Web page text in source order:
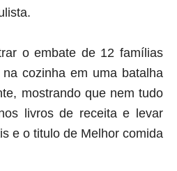
o embate de 12 famílias
cozinha em uma batalha
mostrando que nem tudo
livros de receita e levar
e o titulo de Melhor comida